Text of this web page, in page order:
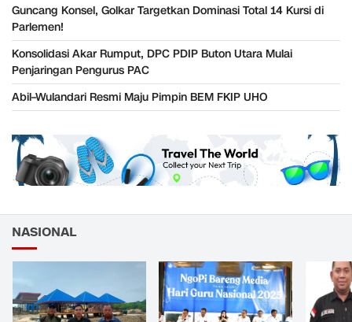
Guncang Konsel, Golkar Targetkan Dominasi Total 14 Kursi di
Parlemen!
Konsolidasi Akar Rumput, DPC PDIP Buton Utara Mulai
Penjaringan Pengurus PAC
Abil–Wulandari Resmi Maju Pimpin BEM FKIP UHO
NASIONAL